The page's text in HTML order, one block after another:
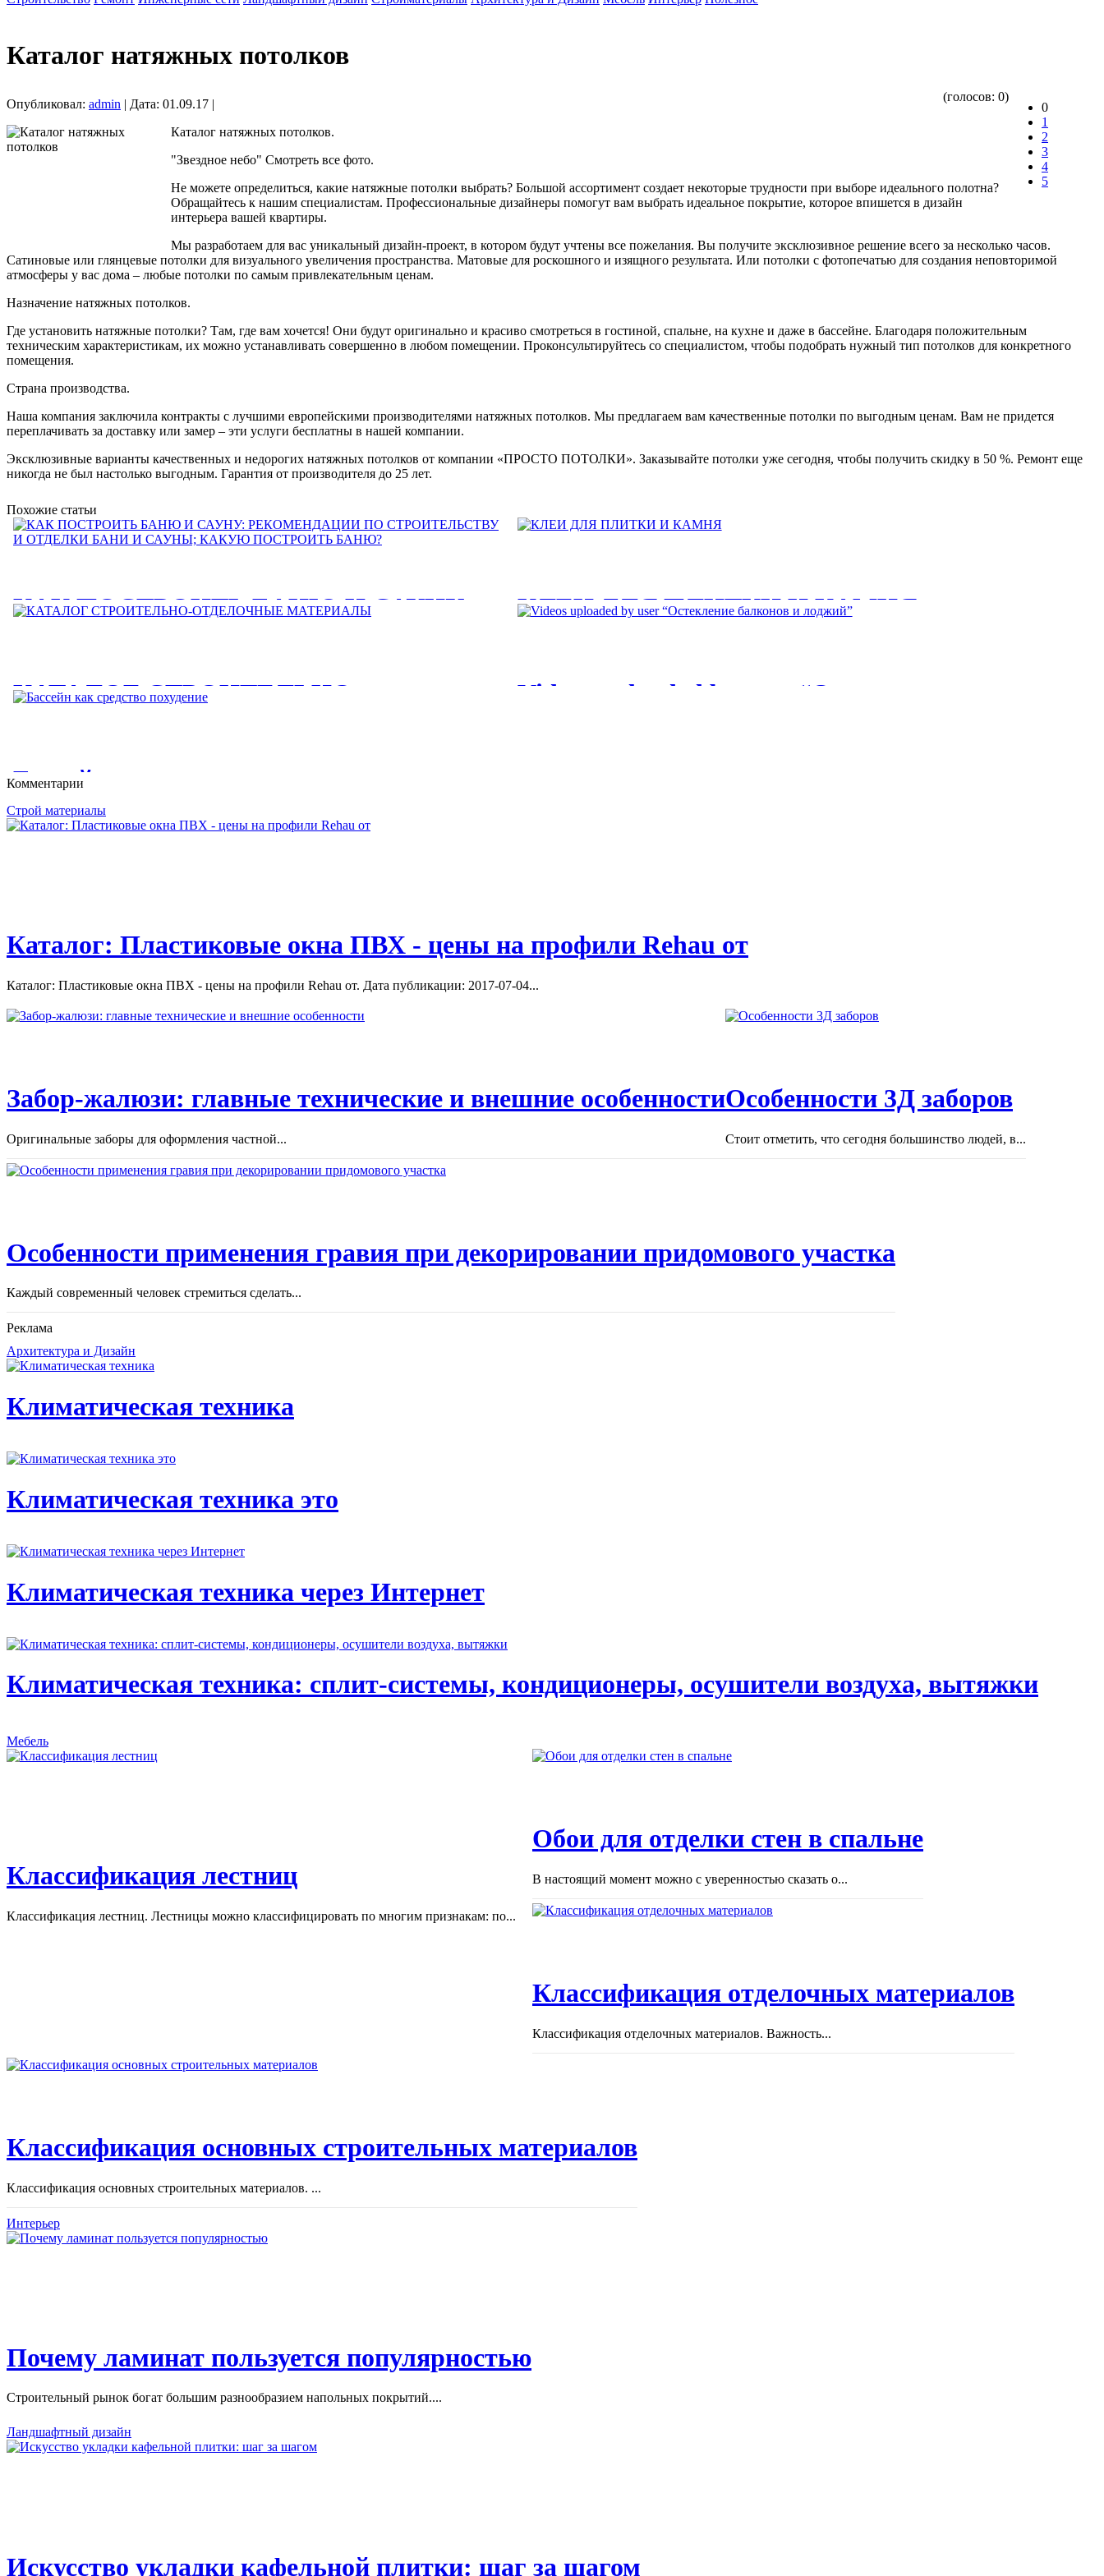
Каталог натяжных потолков
Опубликовал: admin | Дата: 01.09.17 |
0
1
2
3
4
5
(голосов: 0)
Каталог натяжных потолков.
"Звездное небо" Смотреть все фото.
Не можете определиться, какие натяжные потолки выбрать? Большой ассортимент создает некоторые трудности при выборе идеального полотна?
Обращайтесь к нашим специалистам. Профессиональные дизайнеры помогут вам выбрать идеальное покрытие, которое впишется в дизайн
интерьера вашей квартиры.
Мы разработаем для вас уникальный дизайн-проект, в котором будут учтены все пожелания. Вы получите эксклюзивное решение всего за несколько часов.
Сатиновые или глянцевые потолки для визуального увеличения пространства. Матовые для роскошного и изящного результата. Или потолки с фотопечатью для создания неповторимой
атмосферы у вас дома – любые потолки по самым привлекательным ценам.
Назначение натяжных потолков.
Где установить натяжные потолки? Там, где вам хочется! Они будут оригинально и красиво смотреться в гостиной, спальне, на кухне и даже в бассейне. Благодаря положительным
техническим характеристикам, их можно устанавливать совершенно в любом помещении. Проконсультируйтесь со специалистом, чтобы подобрать нужный тип потолков для конкретного
помещения.
Страна производства.
Наша компания заключила контракты с лучшими европейскими производителями натяжных потолков. Мы предлагаем вам качественные потолки по выгодным ценам. Вам не придется
переплачивать за доставку или замер – эти услуги бесплатны в нашей компании.
Эксклюзивные варианты качественных и недорогих натяжных потолков от компании «ПРОСТО ПОТОЛКИ». Заказывайте потолки уже сегодня, чтобы получить скидку в 50 %. Ремонт еще
никогда не был настолько выгодным. Гарантия от производителя до 25 лет.
Похожие статьи
КАК ПОСТРОИТЬ БАНЮ И САУНУ:
И САУНЫ; КАКУЮ ПОСТРОИТЬ
КАК ПОСТРОИТЬ БАНЮ И САУНУ: РЕКОМЕНДАЦИИ ПО СТРОИТЕЛЬСТВУ И
ОТДЕЛКИ БАНИ И САУНЫ;...
КЛЕИ ДЛЯ ПЛИТКИ И КАМНЯ
КАТАЛОГ СТРОИТЕЛЬНО-
СТРОИТЕЛЬНО-ОТДЕЛОЧНЫЕ...
Videos uploaded by user “Остекление
Бассейн как средство похудение
Бассейн как средство похудение. Чем полезно плавание? как занятия в бассейне...
Комментарии
Строй материалы
Каталог: Пластиковые окна ПВХ - цены на профили Rehau от
Каталог: Пластиковые окна ПВХ - цены на профили Rehau от. Дата публикации: 2017-07-04...
Забор-жалюзи: главные технические и внешние особенности
Оригинальные заборы для оформления частной...
Особенности 3Д заборов
Стоит отметить, что сегодня большинство людей, в...
Особенности применения гравия при декорировании придомового участка
Каждый современный человек стремиться сделать...
Реклама
Архитектура и Дизайн
Климатическая техника
Климатическая техника это
Климатическая техника через Интернет
Климатическая техника: сплит-системы, кондиционеры, осушители воздуха, вытяжки
Мебель
Классификация лестниц
Классификация лестниц. Лестницы можно классифицировать по многим признакам: по...
Обои для отделки стен в спальне
В настоящий момент можно с уверенностью сказать о...
Классификация отделочных материалов
Классификация отделочных материалов. Важность...
Классификация основных строительных материалов
Классификация основных строительных материалов. ...
Интерьер
Почему ламинат пользуется популярностью
Строительный рынок богат большим разнообразием напольных покрытий....
Ландшафтный дизайн
Искусство укладки кафельной плитки: шаг за шагом